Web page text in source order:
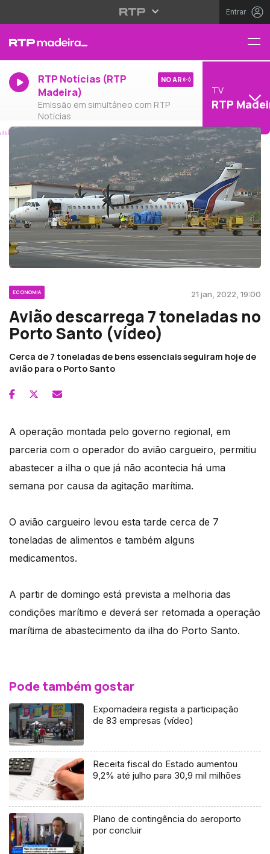
Entrar
RTP Notícias (RTP
Madeira)
Emissão em simultâneo com RTP
Notícias
NO AR
TV
RTP
ECONOMIA 21 jan, 2022, 19:00
Avião descarrega 7 toneladas no
Porto Santo (vídeo)
Cerca de 7 toneladas de bens essenciais seguiram hoje de
avião para o Porto Santo
A operação montada pelo governo regional, em
parceria com o operador do avião cargueiro, permitiu
abastecer a ilha o que já não acontecia há uma
semana por causa da agitação marítima.
O avião cargueiro levou esta tarde cerca de 7
toneladas de alimentos e também alguns
medicamentos.
A partir de domingo está prevista a melhoria das
condições marítimo e deverá ser retomada a operação
marítima de abastecimento da ilha do Porto Santo.
Pode também gostar
Expomadeira regista a participação
de 83 empresas (vídeo)
Receita fiscal do Estado aumentou
9,2% até julho para 30,9 mil milhões
Plano de contingência do aeroporto
por concluir